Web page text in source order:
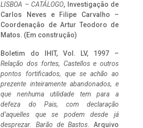
LISBOA – CATÁLOGO, Investigação de
Carlos Neves e Filipe Carvalho –
Coordenação de Artur Teodoro de
Matos. (Em construção)
Boletim do IHIT, Vol. LV, 1997 –
Relação dos fortes, Castellos e outros
pontos fortificados, que se achão ao
prezente inteiramente abandonados, e
que nenhuma utilidade tem para a
defeza do Pais, com declaração
d’aquelles que se podem desde já
desprezar. Barão de Bastos. Arquivo